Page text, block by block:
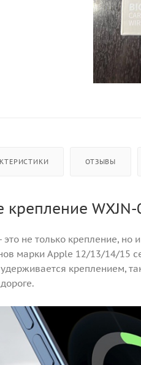
ОТЗЫВЫ
WXJN-
не только крепление, но
марки Apple 12/13/14/15
креплением,